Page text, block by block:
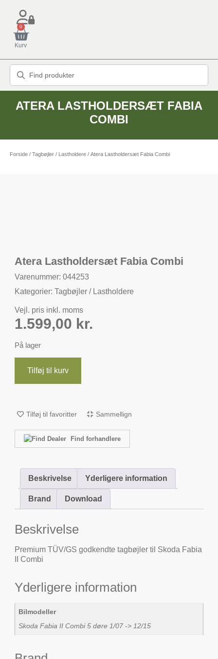
0
Kurv
ATERA LASTHOLDERSÆT FABIA
COMBI
Forside / Tagbøjler / Lastholdere / Atera Lastholdersæt Fabia Combi
Atera Lastholdersæt Fabia Combi
Varenummer: 044253
Kategorier: Tagbøjler / Lastholdere
Vejl. pris inkl. moms
1.599,00 kr.
På lager
Tilføj til kurv
Tilføj til favoritter Sammellign
Find forhandlere
Beskrivelse Yderligere information
Brand Download
Beskrivelse
Premium TÜV/GS godkendte tagbøjler til Skoda Fabia
II Combi
Yderligere information
Bilmodeller
Skoda Fabia II Combi 5 døre 1/07 -> 12/15